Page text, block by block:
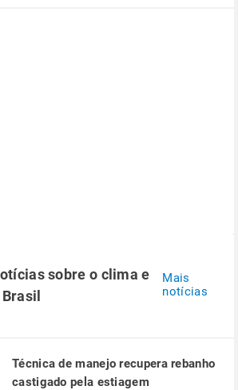
sobre o clima e
Mais
notícias
Técnica de manejo recupera rebanho
castigado pela estiagem